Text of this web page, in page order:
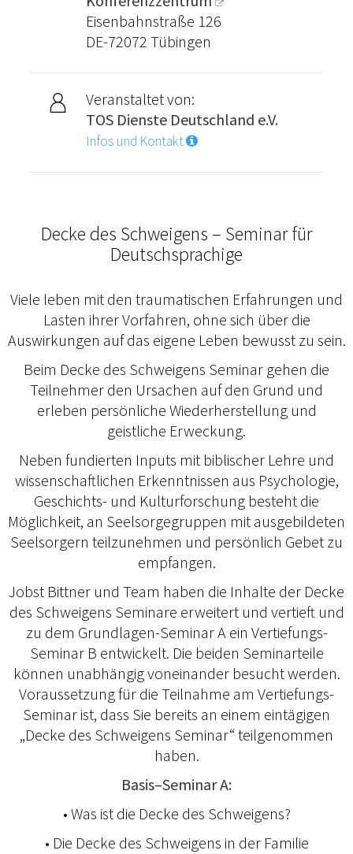
Eisenbahnstraße 126
DE-72072 Tübingen
Veranstaltet von:
TOS Dienste Deutschland e.V.
Infos und Kontakt
Decke des Schweigens – Seminar für
Deutschsprachige
Viele leben mit den traumatischen Erfahrungen und
Lasten ihrer Vorfahren, ohne sich über die
Auswirkungen auf das eigene Leben bewusst zu sein.
Beim Decke des Schweigens Seminar gehen die
Teilnehmer den Ursachen auf den Grund und
erleben persönliche Wiederherstellung und
geistliche Erweckung.
Neben fundierten Inputs mit biblischer Lehre und
wissenschaftlichen Erkenntnissen aus Psychologie,
Geschichts- und Kulturforschung besteht die
Möglichkeit, an Seelsorgegruppen mit ausgebildeten
Seelsorgern teilzunehmen und persönlich Gebet zu
empfangen.
Jobst Bittner und Team haben die Inhalte der Decke
des Schweigens Seminare erweitert und vertieft und
zu dem Grundlagen-Seminar A ein Vertiefungs-
Seminar B entwickelt. Die beiden Seminarteile
können unabhängig voneinander besucht werden.
Voraussetzung für die Teilnahme am Vertiefungs-
Seminar ist, dass Sie bereits an einem eintägigen
„Decke des Schweigens Seminar“ teilgenommen
haben.
Basis–Seminar A:
• Was ist die Decke des Schweigens?
• Die Decke des Schweigens in der Familie